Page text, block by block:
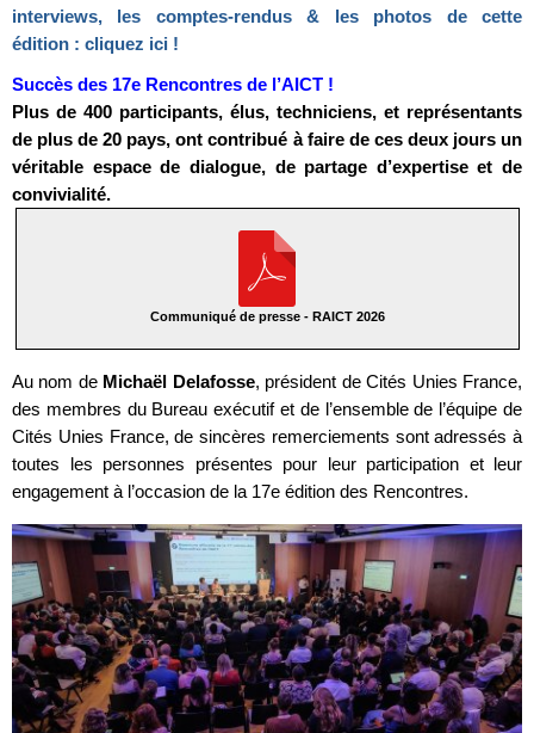
interviews, les comptes-rendus & les photos de cette
édition : cliquez ici !
Succès des 17e Rencontres de l’AICT !
Plus de 400 participants, élus, techniciens, et représentants
de plus de 20 pays, ont contribué à faire de ces deux jours un
véritable espace de dialogue, de partage d’expertise et de
convivialité.
Communiqué de presse - RAICT 2026
Au nom de Michaël Delafosse, président de Cités Unies France,
des membres du Bureau exécutif et de l’ensemble de l’équipe de
Cités Unies France, de sincères remerciements sont adressés à
toutes les personnes présentes pour leur participation et leur
engagement à l’occasion de la 17e édition des Rencontres.